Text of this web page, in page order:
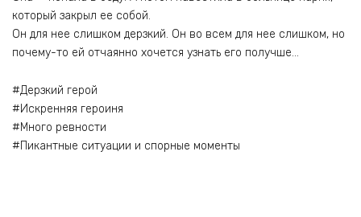
который закрыл ее собой.
Он для нее слишком дерзкий. Он во всем для нее слишком, но
почему-то ей отчаянно хочется узнать его получше…
#Дерзкий герой
#Искренняя героиня
#Много ревности
#Пикантные ситуации и спорные моменты